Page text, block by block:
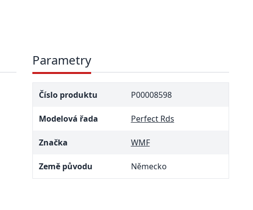
Parametry
Číslo produktu P00008598
Modelová řada Perfect Rds
Značka WMF
Země původu Německo